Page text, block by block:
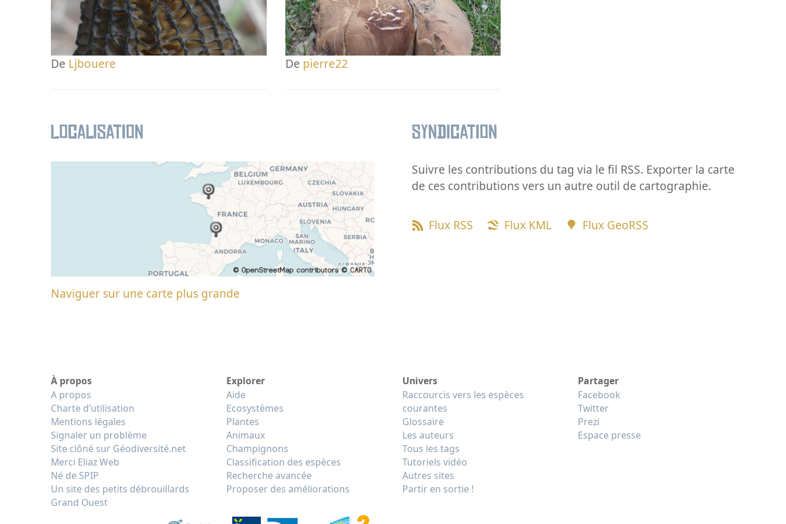
De Ljbouere De pierre22
Localisation
Naviguer sur une carte plus grande
Syndication
Suivre les contributions du tag via le fil RSS. Exporter la carte
de ces contributions vers un autre outil de cartographie.
Flux RSS Flux KML Flux GeoRSS
À propos
A propos
Charte d’utilisation
Mentions légales
Signaler un problème
Site clôné sur Géodiversité.net
Merci Eliaz Web
Né de SPIP
Un site des petits débrouillards
Grand Ouest
Explorer
Aide
Ecosystèmes
Plantes
Animaux
Champignons
Classification des espèces
Recherche avancée
Proposer des améliorations
Univers
Raccourcis vers les espèces
courantes
Glossaire
Les auteurs
Tous les tags
Tutoriels vidéo
Autres sites
Partir en sortie !
Partager
Facebook
Twitter
Prezi
Espace presse